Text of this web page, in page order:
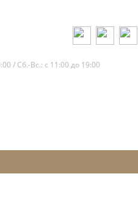
/ Сб.-Вс.: с 11:00 до 19:00